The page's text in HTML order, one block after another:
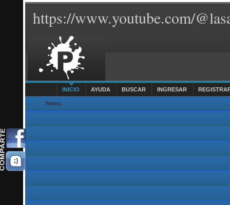
https://www.youtube.com/
INICIO AYUDA BUSCAR INGRESAR
News: